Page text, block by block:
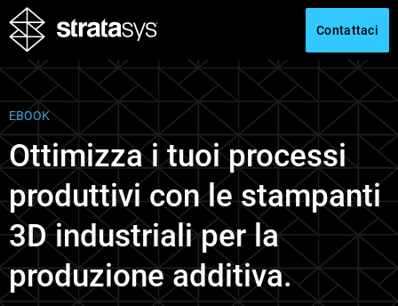
Contattaci
EBOOK
Ottimizza i tuoi processi
produttivi con le stampanti
3D industriali per la
produzione additiva.